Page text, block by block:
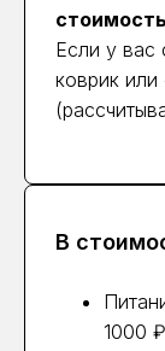
Если у вас
коврик
В
1000